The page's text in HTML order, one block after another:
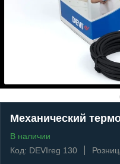
Механический
В наличии
Код: DEVIreg 130